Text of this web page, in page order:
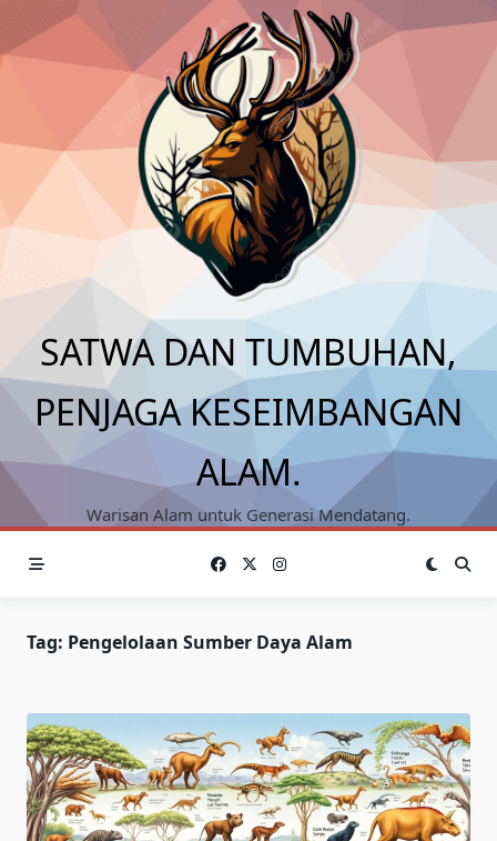
content
SATWA DAN TUMBUHAN,
PENJAGA KESEIMBANGAN
ALAM.
Warisan Alam untuk Generasi Mendatang.
Tag: Pengelolaan Sumber Daya Alam